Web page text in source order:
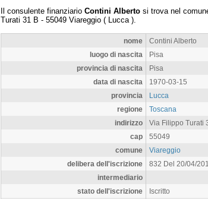
Il consulente finanziario Contini Alberto si trova nel
Turati 31 B - 55049 Viareggio ( Lucca ).
nome
Contini Alberto
luogo di nascita
Pisa
provincia di nascita
Pisa
data di nascita
1970-03-15
provincia
Lucca
regione
Toscana
indirizzo
Via Filippo Turati
cap
55049
comune
Viareggio
delibera dell'iscrizione
832 Del 20/04/
intermediario
stato dell'iscrizione
Iscritto